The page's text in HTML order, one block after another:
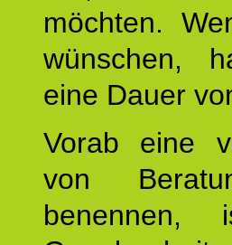
möchten.
wünschen,
eine Dauer
Vorab eine
von
benennen,